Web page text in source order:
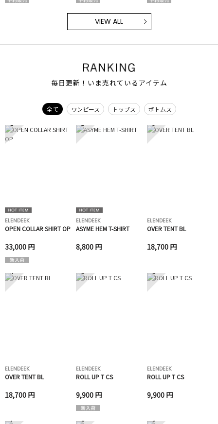
VIEW ALL
毎日更新！いま売れているアイテム
全て ワンピース トップス ボトムス
1
ELENDEEK
OPEN COLLAR SHIRT OP
33,000 円
2
ELENDEEK
ASYME HEM T-SHIRT
8,800 円
3
ELENDEEK
OVER TENT BL
18,700 円
4
ELENDEEK
OVER TENT BL
18,700 円
5
ELENDEEK
ROLL UP T CS
9,900 円
6
ELENDEEK
ROLL UP T CS
9,900 円
7 8 9